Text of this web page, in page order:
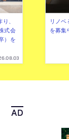
、
式会
）を
リノ
を募集